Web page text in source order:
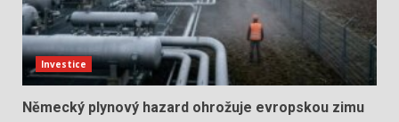
Investice
Německý plynový hazard ohrožuje evropskou zimu